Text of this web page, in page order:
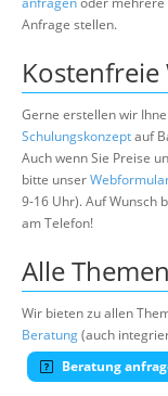
Anfrage stellen.
Gerne erstellen wir
Schulungskonzeptauf
Auch wenn Sie Preise
bitte unser
9-16 Uhr). Auf Wunsch
am Telefon!
Alle
Wir bieten zu allen
Beratung(auch
Beratung